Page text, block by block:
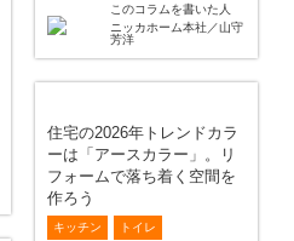
このコラムを書いた人
ニッカホーム本社／山守
芳洋
住宅の2026年トレンドカラ
ーは「アースカラー」。リ
フォームで落ち着く空間を
作ろう
キッチン トイレ